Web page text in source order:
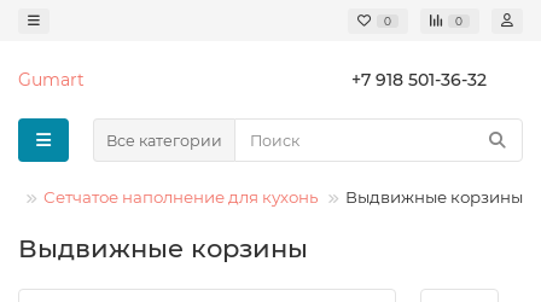
0 0
Gumart +7 918 501-36-32
Все категории
Сетчатое наполнение для кухонь Выдвижные корзины
Выдвижные корзины